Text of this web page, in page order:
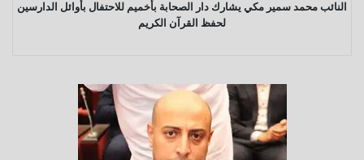
النائب محمد سمير مكي يشارك دار الصحابة بأخميم للاحتفال بأوائل الدارسين
لحفظ القرآن الكريم